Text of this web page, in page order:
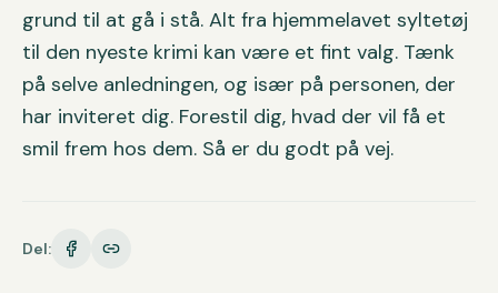
grund til at gå i stå. Alt fra hjemmelavet syltetøj
til den nyeste krimi kan være et fint valg. Tænk
på selve anledningen, og især på personen, der
har inviteret dig. Forestil dig, hvad der vil få et
smil frem hos dem. Så er du godt på vej.
Del: